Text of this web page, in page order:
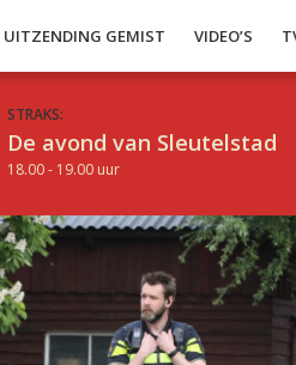
UITZENDING GEMIST VIDEO’S
STRAKS:
De avond van Sleutelstad
18.00 - 19.00 uur